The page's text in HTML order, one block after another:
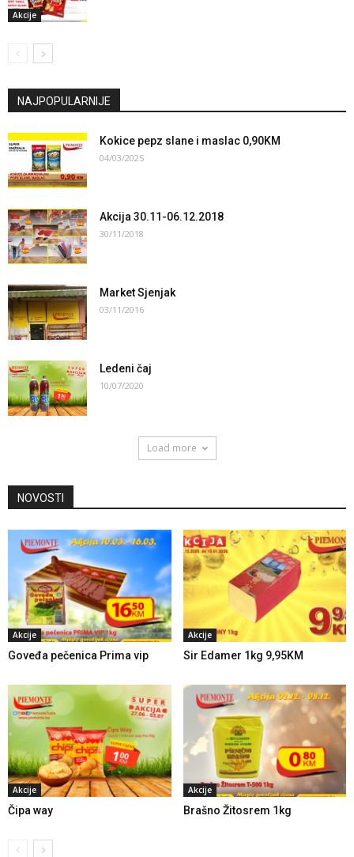
Akcije
NAJPOPULARNIJE
Kokice pepz slane i maslac 0,90KM
04/03/2025
Akcija 30.11-06.12.2018
30/11/2018
Market Sjenjak
03/11/2016
Ledeni čaj
10/07/2020
Load more
NOVOSTI
Akcije
Goveđa pečenica Prima vip
Akcije
Sir Edamer 1kg 9,95KM
Akcije
Čipa way
Akcije
Brašno Žitosrem 1kg